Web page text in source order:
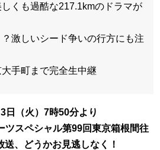
しくも過酷な217.1kmのドラマが
激しいシード争いの行方にも注
手町まで完全生中継
日（火）7時50分より
スペシャル第99回東京箱根間往
、どうかお見逃しなく！